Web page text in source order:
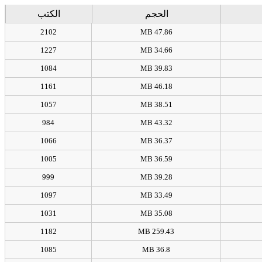
الحجم
الكتب
47.86 MB
2102
34.66 MB
1227
39.83 MB
1084
46.18 MB
1161
38.51 MB
1057
43.32 MB
984
36.37 MB
1066
36.59 MB
1005
39.28 MB
999
33.49 MB
1097
35.08 MB
1031
259.43 MB
1182
36.8 MB
1085